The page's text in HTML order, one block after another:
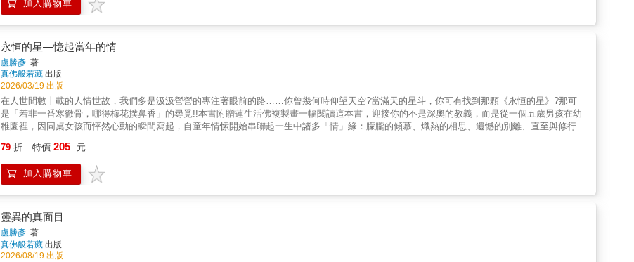
加入購物車
永恒的星—憶起當年的情
盧勝彥 著
真佛般若藏 出版
2026/03/19 出版
在人世間數十載的人情世故，我們多是汲汲營營的專注著眼前的路……你曾幾何時仰望天空?當滿天的星斗，你可有找到那顆《永恒的星》?那可
是「若非一番寒徹骨，哪得梅花撲鼻香」的尋覓!!本書附贈蓮生活佛複製畫一幅閱讀這本書，迎接你的不是深奧的教義，而是從一個五歲男孩在幼
稚園裡，因同桌女孩而怦然心動的瞬間寫起，自童年情愫開始串聯起一生中諸多「情」緣：朦朧的傾慕、熾熱的相思、遺憾的別離、直至與修行伴
機！真正的修行並非始於否定情感，而是通過深刻體驗情感的虛幻無常。所以書中所有情感的起落，最終都指向同一個核心：在序言神秘體驗中所
獲的密語—「魯拉穆塔」（合一），就是自然昇華為對永恆「合一」的追求！本書對普通讀者，它是一個窺見宗教家熾熱人性的真誠窗口。對靈性
探索者，它則提供了一個從全然的生命體驗，走向內在覺悟的深刻範式」。
79 折 特價 205 元
加入購物車
靈異的真面目
盧勝彥 著
真佛般若藏 出版
2026/08/19 出版